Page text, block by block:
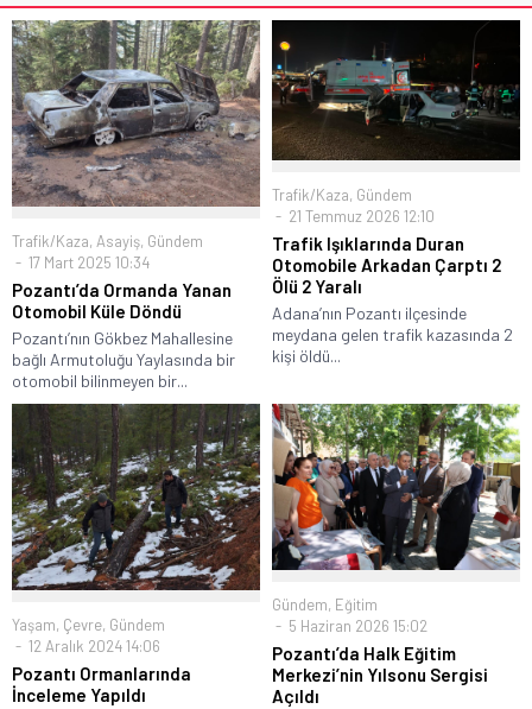
Trafik/Kaza, Asayiş, Gündem
17 Mart 2025 10:34
Pozantı’da Ormanda Yanan
Otomobil Küle Döndü
Pozantı’nın Gökbez Mahallesine
bağlı Armutoluğu Yaylasında bir
otomobil bilinmeyen bir...
Trafik/Kaza, Gündem
21 Temmuz 2026 12:10
Trafik Işıklarında Duran
Otomobile Arkadan Çarptı 2
Ölü 2 Yaralı
Adana’nın Pozantı ilçesinde
meydana gelen trafik kazasında 2
kişi öldü...
Yaşam, Çevre, Gündem
12 Aralık 2024 14:06
Pozantı Ormanlarında
İnceleme Yapıldı
Gündem, Eğitim
5 Haziran 2026 15:02
Pozantı’da Halk Eğitim
Merkezi’nin Yılsonu Sergisi
Açıldı